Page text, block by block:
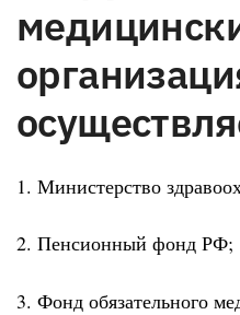
1. Министерство
2. Пенсионный фонд РФ;
3. Фонд обязательного